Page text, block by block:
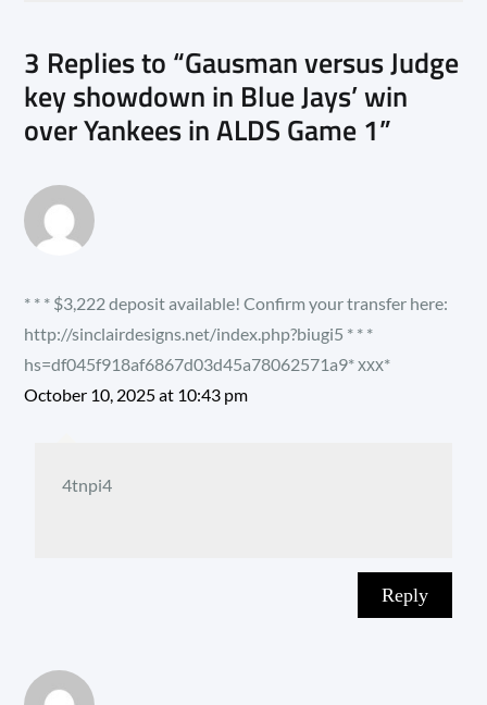
3 Replies to “Gausman versus Judge
key showdown in Blue Jays’ win
over Yankees in ALDS Game 1”
* * * $3,222 deposit available! Confirm your transfer here:
http://sinclairdesigns.net/index.php?biugi5 * * *
hs=df045f918af6867d03d45a78062571a9* ххх*
October 10, 2025 at 10:43 pm
4tnpi4
Reply